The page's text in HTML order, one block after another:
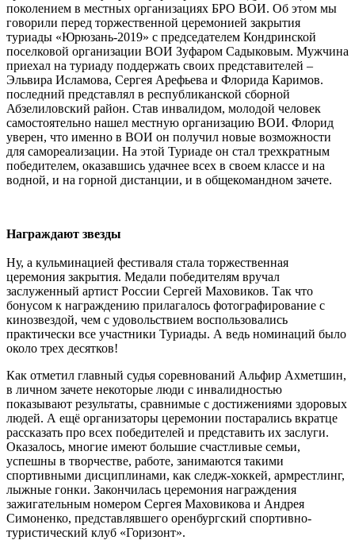
поколением в местных организациях БРО ВОИ. Об этом мы
говорили перед торжественной церемонией закрытия
туриады «Юрюзань-2019» с председателем Кондринской
поселковой организации ВОИ Зуфаром Садыковым. Мужчина
приехал на туриаду поддержать своих представителей –
Эльвира Исламова, Сергея Арефьева и Флорида Каримов.
последний представлял в республиканской сборной
Абзелиловский район. Став инвалидом, молодой человек
самостоятельно нашел местную организацию ВОИ. Флорид
уверен, что именно в ВОИ он получил новые возможности
для самореализации. На этой Туриаде он стал трехкратным
победителем, оказавшись удачнее всех в своем классе и на
водной, и на горной дистанции, и в общекомандном зачете.
Награждают звезды
Ну, а кульминацией фестиваля стала торжественная
церемония закрытия. Медали победителям вручал
заслуженный артист России Сергей Маховиков. Так что
бонусом к награждению прилагалось фотографирование с
кинозвездой, чем с удовольствием воспользовались
практически все участники Туриады. А ведь номинаций было
около трех десятков!
Как отметил главный судья соревнований Альфир Ахметшин,
в личном зачете некоторые люди с инвалидностью
показывают результаты, сравнимые с достижениями здоровых
людей. А ещё организаторы церемонии постарались вкратце
рассказать про всех победителей и представить их заслуги.
Оказалось, многие имеют большие счастливые семьи,
успешны в творчестве, работе, занимаются такими
спортивными дисциплинами, как следж-хоккей, армрестлинг,
лыжные гонки. Закончилась церемония награждения
зажигательным номером Сергея Маховикова и Андрея
Симоненко, представлявшего оренбургский спортивно-
туристический клуб «Горизонт».